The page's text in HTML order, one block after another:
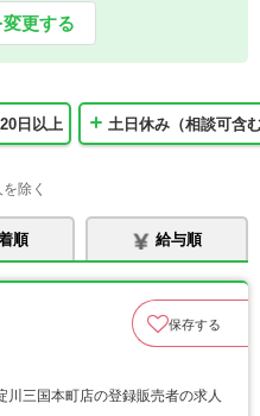
更する
日以上 土日休み（相談可含
除く
順 給与順
保存する
三国本町店の登録販売者の求人